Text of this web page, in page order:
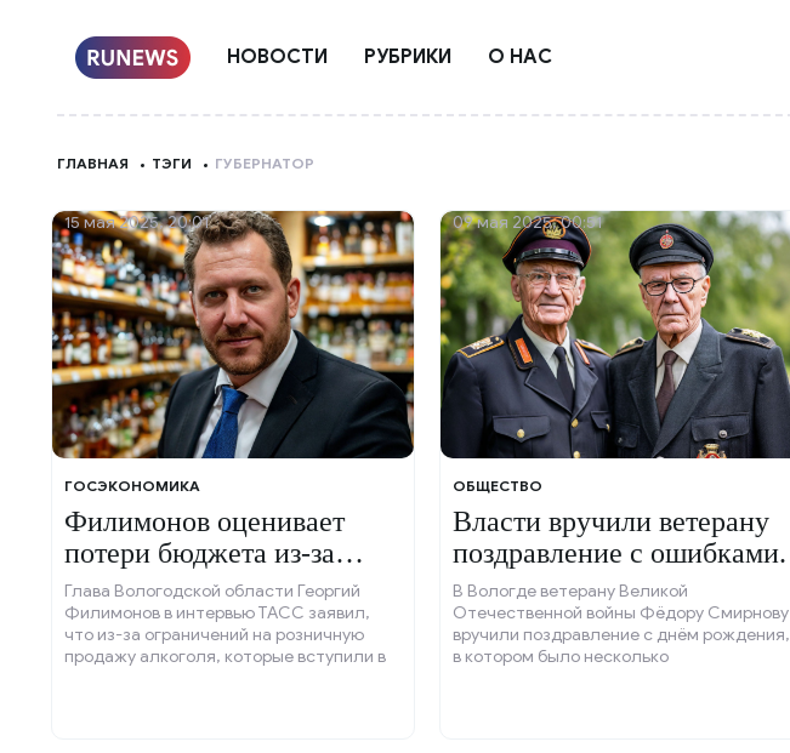
НОВОСТИ РУБРИКИ О НАС
ГЛАВНАЯ ТЭГИ ГУБЕРНАТОР
ГОСЭКОНОМИКА
Филимонов оценивает
потери бюджета из-за
ограничений на алкоголь
Глава Вологодской области Георгий
Филимонов в интервью ТАСС заявил,
что из-за ограничений на розничную
продажу алкоголя, которые вступили в
15 мая 2025, 20:01
ОБЩЕСТВО
Власти вручили ветерану
поздравление с ошибками.
В Вологде ветерану Великой
Отечественной войны Фёдору Смирнову
вручили поздравление с днём рождения,
в котором было несколько
09 мая 2025, 00:51